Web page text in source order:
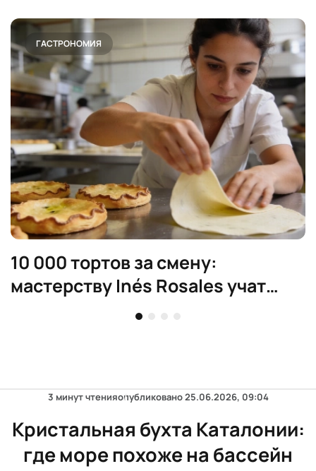
ГАСТРОНОМИЯ
10 000 тортов за смену:
мастерству Inés Rosales учат
3 минут чтенияопубликовано25.06.2026, 09:04
Кристальная бухта Каталонии:
где море похоже на бассейн